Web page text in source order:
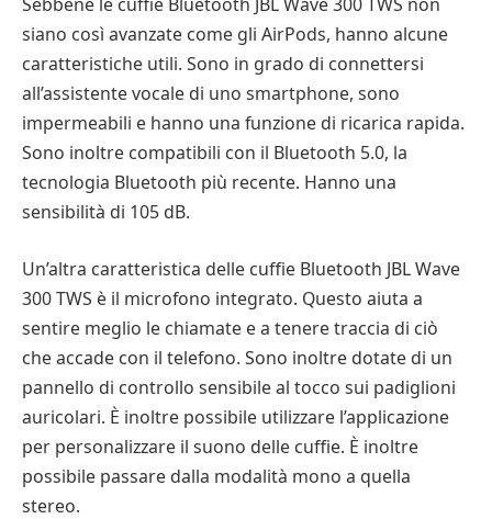
siano così avanzate come gli AirPods, hanno alcune
caratteristiche utili. Sono in grado di connettersi
all’assistente vocale di uno smartphone, sono
impermeabili e hanno una funzione di ricarica rapida.
Sono inoltre compatibili con il Bluetooth 5.0, la
tecnologia Bluetooth più recente. Hanno una
sensibilità di 105 dB.
Un’altra caratteristica delle cuffie Bluetooth JBL Wave
300 TWS è il microfono integrato. Questo aiuta a
sentire meglio le chiamate e a tenere traccia di ciò
che accade con il telefono. Sono inoltre dotate di un
pannello di controllo sensibile al tocco sui padiglioni
auricolari. È inoltre possibile utilizzare l’applicazione
per personalizzare il suono delle cuffie. È inoltre
possibile passare dalla modalità mono a quella
stereo.